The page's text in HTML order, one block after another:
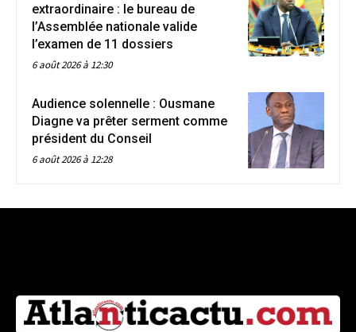
extraordinaire : le bureau de
l’Assemblée nationale valide
l’examen de 11 dossiers
6 août 2026 à 12:30
Audience solennelle : Ousmane
Diagne va prêter serment comme
président du Conseil
6 août 2026 à 12:28